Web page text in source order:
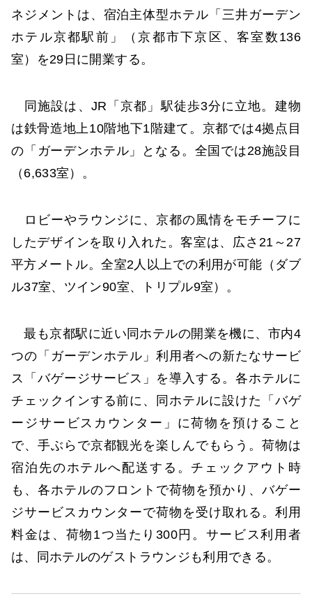
ネジメントは、宿泊主体型ホテル「三井ガーデン
ホテル京都駅前」（京都市下京区、客室数136
室）を29日に開業する。
同施設は、JR「京都」駅徒歩3分に立地。建物
は鉄骨造地上10階地下1階建て。京都では4拠点目
の「ガーデンホテル」となる。全国では28施設目
（6,633室）。
ロビーやラウンジに、京都の風情をモチーフに
したデザインを取り入れた。客室は、広さ21～27
平方メートル。全室2人以上での利用が可能（ダブ
ル37室、ツイン90室、トリプル9室）。
最も京都駅に近い同ホテルの開業を機に、市内4
つの「ガーデンホテル」利用者への新たなサービ
ス「バゲージサービス」を導入する。各ホテルに
チェックインする前に、同ホテルに設けた「バゲ
ージサービスカウンター」に荷物を預けること
で、手ぶらで京都観光を楽しんでもらう。荷物は
宿泊先のホテルへ配送する。チェックアウト時
も、各ホテルのフロントで荷物を預かり、バゲー
ジサービスカウンターで荷物を受け取れる。利用
料金は、荷物1つ当たり300円。サービス利用者
は、同ホテルのゲストラウンジも利用できる。